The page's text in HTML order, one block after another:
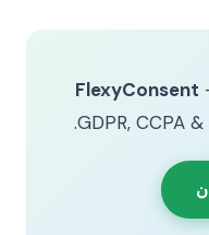
FlexyConsent
GDPR, CCPA